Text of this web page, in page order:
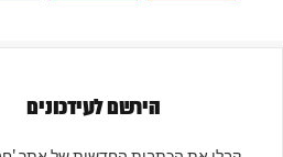
הירשם לעידכונים